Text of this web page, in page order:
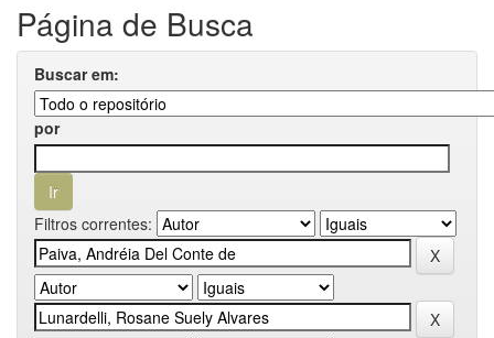
Página de Busca
Buscar em:
por
Filtros correntes: